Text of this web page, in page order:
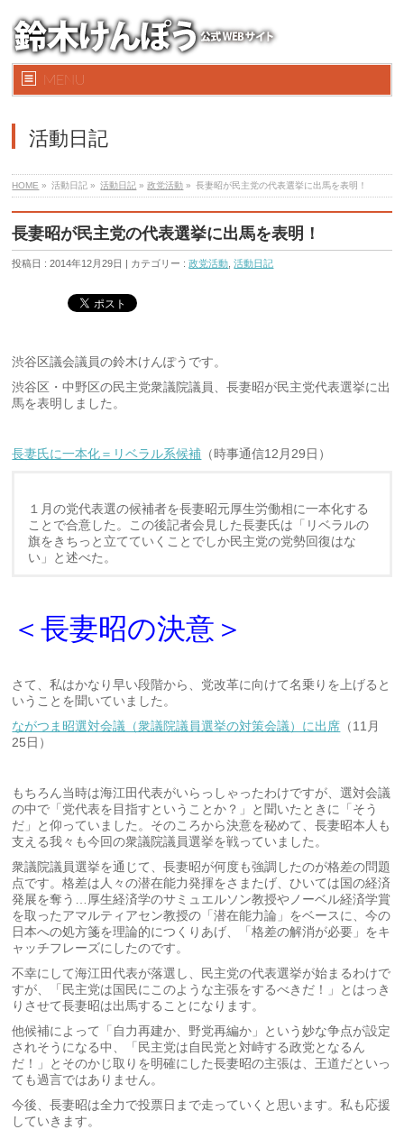
MENU
活動日記
HOME » 活動日記 » 活動日記 »政党活動 » 長妻昭が民主党の代表選挙に出馬を表明！
長妻昭が民主党の代表選挙に出馬を表明！
投稿日 : 2014年12月29日 | カテゴリー :政党活動 ,活動日記
渋谷区議会議員の鈴木けんぽうです。
渋谷区・中野区の民主党衆議院議員、長妻昭が民主党代表選挙に出
馬を表明しました。
長妻氏に一本化＝リベラル系候補 （時事通信12月29日）
１月の党代表選の候補者を長妻昭元厚生労働相に一本化する
ことで合意した。この後記者会見した長妻氏は「リベラルの
旗をきちっと立てていくことでしか民主党の党勢回復はな
い」と述べた。
＜長妻昭の決意＞
さて、私はかなり早い段階から、党改革に向けて名乗りを上げると
いうことを聞いていました。
ながつま昭選対会議（衆議院議員選挙の対策会議）に出席 （11月
25日）
もちろん当時は海江田代表がいらっしゃったわけですが、選対会議
の中で「党代表を目指すということか？」と聞いたときに「そう
だ」と仰っていました。そのころから決意を秘めて、長妻昭本人も
支える我々も今回の衆議院議員選挙を戦っていました。
衆議院議員選挙を通じて、長妻昭が何度も強調したのが格差の問題
点です。格差は人々の潜在能力発揮をさまたげ、ひいては国の経済
発展を奪う…厚生経済学のサミュエルソン教授やノーベル経済学賞
を取ったアマルティアセン教授の「潜在能力論」をベースに、今の
日本への処方箋を理論的につくりあげ、「格差の解消が必要」をキ
ャッチフレーズにしたのです。
不幸にして海江田代表が落選し、民主党の代表選挙が始まるわけで
すが、「民主党は国民にこのような主張をするべきだ！」とはっき
りさせて長妻昭は出馬することになります。
他候補によって「自力再建か、野党再編か」という妙な争点が設定
されそうになる中、「民主党は自民党と対峙する政党となるん
だ！」とそのかじ取りを明確にした長妻昭の主張は、王道だといっ
ても過言ではありません。
今後、長妻昭は全力で投票日まで走っていくと思います。私も応援
していきます。